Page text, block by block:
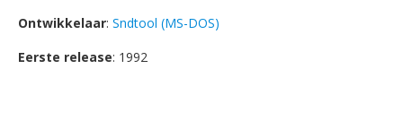
Ontwikkelaar: Sndtool (MS-DOS)
Eerste release: 1992